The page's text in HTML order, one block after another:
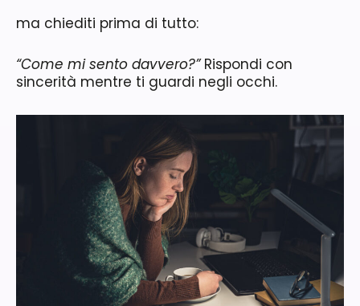
ma chiediti prima di tutto:
“Come mi sento davvero?”Rispondi con
sincerità mentre ti guardi negli occhi.